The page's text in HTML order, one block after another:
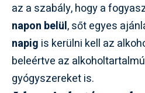
az a szabály, hogy a
napon belül, sőt egyes
napig is kerülni kell az
beleértve az
gyógyszereket is.